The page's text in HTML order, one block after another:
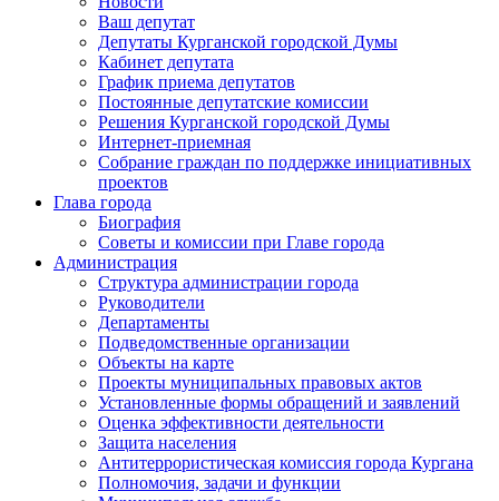
Ваш депутат
Депутаты Курганской городской Думы
Кабинет депутата
График приема депутатов
Постоянные депутатские комиссии
Решения Курганской городской Думы
Интернет-приемная
Собрание граждан по поддержке инициативных
проектов
Глава города
Биография
Советы и комиссии при Главе города
Администрация
Структура администрации города
Руководители
Департаменты
Подведомственные организации
Объекты на карте
Проекты муниципальных правовых актов
Установленные формы обращений и заявлений
Оценка эффективности деятельности
Защита населения
Антитеррористическая комиссия города Кургана
Полномочия, задачи и функции